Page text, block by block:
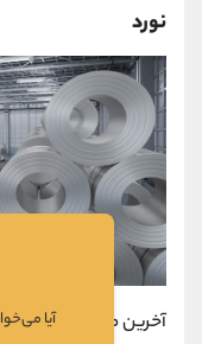
نورد
آخرین مرحله از زنجیره
آیا